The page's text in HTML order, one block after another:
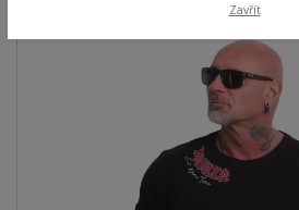
Zavřít